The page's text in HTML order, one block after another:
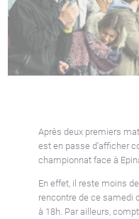
Après deux premiers
est en passe d’afficher
championnat face à
En effet, il reste moins
rencontre de ce samedi
à 18h. Par ailleurs,